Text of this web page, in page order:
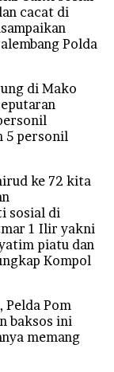
cacat di
Polda
di Mako
5 personil
ke 72 kita
sosial di
1 Ilir yakni
piatu dan
Kompol
Pom
baksos ini
memang